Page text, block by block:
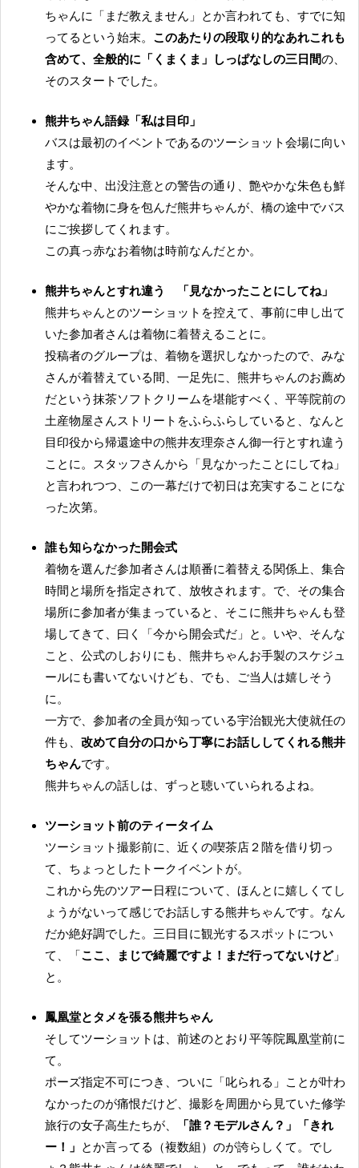
ちゃんに「まだ教えません」とか言われても、すでに知
ってるという始末。 このあたりの段取り的なあれこれも
含めて、全般的に「くまくま」しっぱなしの三日間の、
そのスタートでした。
熊井ちゃん語録「私は目印」
バスは最初のイベントであるのツーショット会場に向い
ます。
そんな中、出没注意との警告の通り、艶やかな朱色も鮮
やかな着物に身を包んだ熊井ちゃんが、橋の途中でバス
にご挨拶してくれます。
この真っ赤なお着物は時前なんだとか。
熊井ちゃんとすれ違う 「見なかったことにしてね」
熊井ちゃんとのツーショットを控えて、事前に申し出て
いた参加者さんは着物に着替えることに。
投稿者のグループは、着物を選択しなかったので、みな
さんが着替えている間、一足先に、熊井ちゃんのお薦め
だという抹茶ソフトクリームを堪能すべく、平等院前の
土産物屋さんストリートをふらふらしていると、なんと
目印役から帰還途中の熊井友理奈さん御一行とすれ違う
ことに。スタッフさんから「見なかったことにしてね」
と言われつつ、この一幕だけで初日は充実することにな
った次第。
誰も知らなかった開会式
着物を選んだ参加者さんは順番に着替える関係上、集合
時間と場所を指定されて、放牧されます。で、その集合
場所に参加者が集まっていると、そこに熊井ちゃんも登
場してきて、曰く「今から開会式だ」と。いや、そんな
こと、公式のしおりにも、熊井ちゃんお手製のスケジュ
ールにも書いてないけども、でも、ご当人は嬉しそう
に。
一方で、参加者の全員が知っている宇治観光大使就任の
件も、改めて自分の口から丁寧にお話ししてくれる熊井
ちゃんです。
熊井ちゃんの話しは、ずっと聴いていられるよね。
ツーショット前のティータイム
ツーショット撮影前に、近くの喫茶店２階を借り切っ
て、ちょっとしたトークイベントが。
これから先のツアー日程について、ほんとに嬉しくてし
ょうがないって感じでお話しする熊井ちゃんです。なん
だか絶好調でした。三日目に観光するスポットについ
て、「ここ、まじで綺麗ですよ！まだ行ってないけど」
と。
鳳凰堂とタメを張る熊井ちゃん
そしてツーショットは、前述のとおり平等院鳳凰堂前に
て。
ポーズ指定不可につき、ついに「叱られる」ことが叶わ
なかったのが痛恨だけど、撮影を周囲から見ていた修学
旅行の女子高生たちが、
「誰？モデルさん？」「きれ
ー！」 とか言ってる（複数組）のが誇らしくて。でし